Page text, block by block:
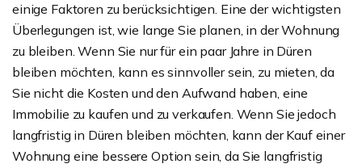
einige Faktoren zu berücksichtigen. Eine der wichtigsten
Überlegungen ist, wie lange Sie planen, in der Wohnung
zu bleiben. Wenn Sie nur für ein paar Jahre in Düren
bleiben möchten, kann es sinnvoller sein, zu mieten, da
Sie nicht die Kosten und den Aufwand haben, eine
Immobilie zu kaufen und zu verkaufen. Wenn Sie jedoch
langfristig in Düren bleiben möchten, kann der Kauf einer
Wohnung eine bessere Option sein, da Sie langfristig